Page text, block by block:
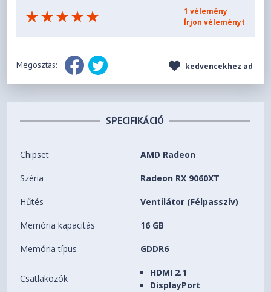
1 vélemény
Írjon véleményt
Megosztás: kedvencekhez ad
SPECIFIKÁCIÓ
Chipset AMD Radeon
Széria Radeon RX 9060XT
Hűtés Ventilátor (Félpasszív)
Memória kapacitás 16 GB
Memória típus GDDR6
Csatlakozók
HDMI 2.1
DisplayPort